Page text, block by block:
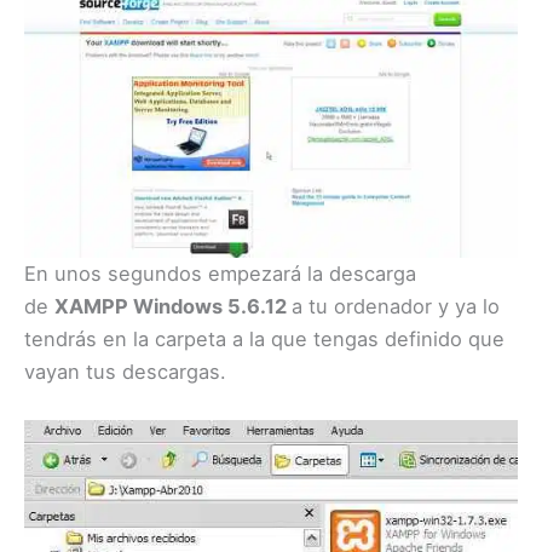
En unos segundos empezará la descarga
de XAMPP Windows 5.6.12 a tu ordenador y ya lo
tendrás en la carpeta a la que tengas definido que
vayan tus descargas.